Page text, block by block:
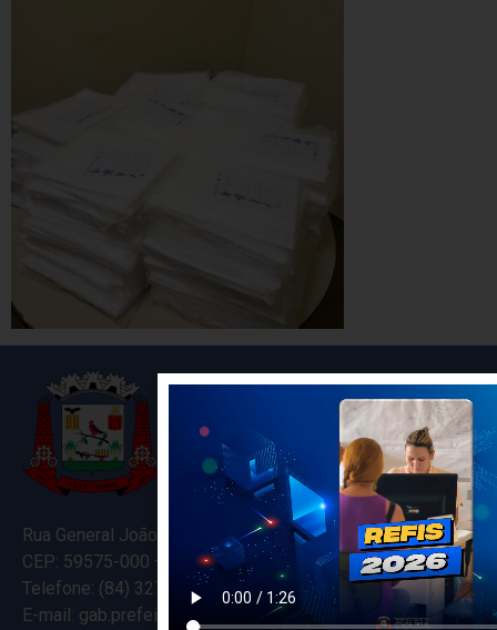
Rua General João Varela, 635
CEP: 59575-000 – Ceará-Mirim – RN
Telefone: (84) 3274-5916
E-mail: gab.prefeitocearamirim@gmail.com